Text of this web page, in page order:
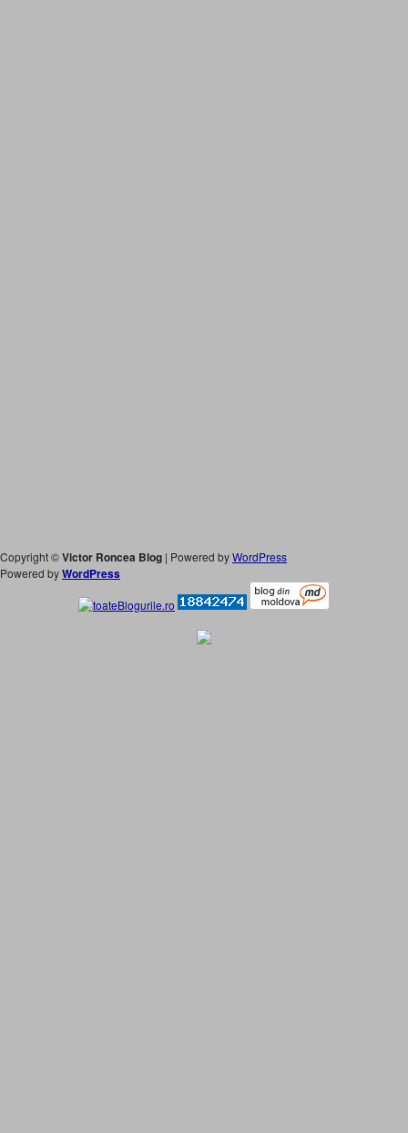
Copyright ©Victor Roncea Blog | Powered byWordPress
Powered byWordPress